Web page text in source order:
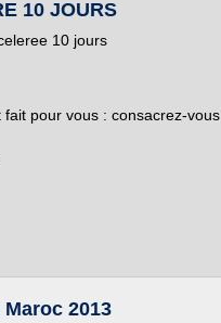
10 JOURS
10 jours
pour vous : consacrez-vous
2013